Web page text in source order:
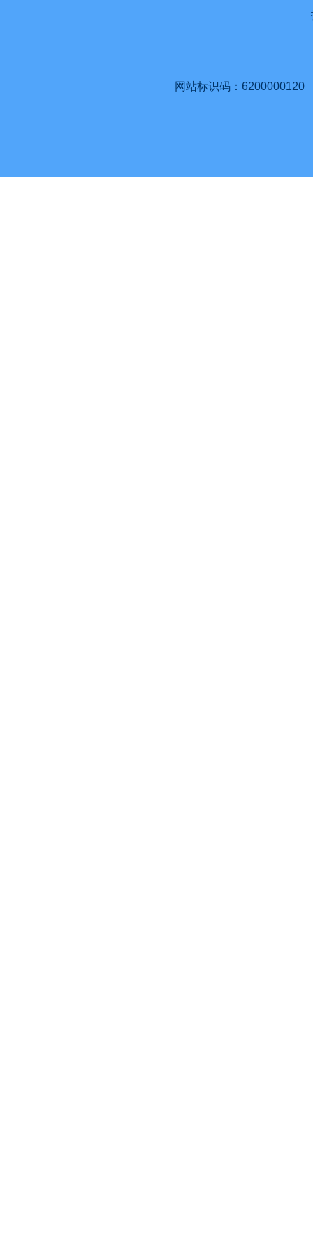
网站标识码：6200000120